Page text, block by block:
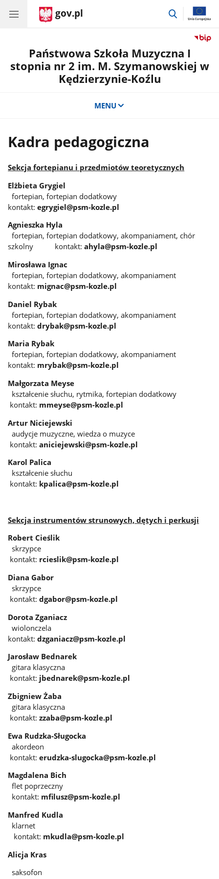
gov.pl
przejdź
Państwowa Szkoła Muzyczna I
stopnia nr 2 im. M. Szymanowskiej w
Kędzierzynie-Koźlu
MENU
Kadra pedagogiczna
Sekcja fortepianu i przedmiotów teoretycznych
Elżbieta Grygiel
fortepian, fortepian dodatkowy
kontakt:egrygiel@psm-kozle.pl
Agnieszka Hyla
fortepian, fortepian dodatkowy, akompaniament, chór
szkolny kontakt:ahyla@psm-kozle.pl
Mirosława Ignac
fortepian, fortepian dodatkowy, akompaniament
kontakt: mignac@psm-kozle.pl
Daniel Rybak
fortepian, fortepian dodatkowy, akompaniament
kontakt:drybak@psm-kozle.pl
Maria Rybak
fortepian, fortepian dodatkowy, akompaniament
kontakt: mrybak@psm-kozle.pl
Małgorzata Meyse
kształcenie słuchu, rytmika, fortepian dodatkowy
kontakt: mmeyse@psm-kozle.pl
Artur Niciejewski
audycje muzyczne, wiedza o muzyce
kontakt:aniciejewski@psm-kozle.pl
Karol Palica
kształcenie słuchu
kontakt: kpalica@psm-kozle.pl
Sekcja instrumentów strunowych, dętych i perkusji
Robert Cieślik
skrzypce
kontakt: rcieslik@psm-kozle.pl
Diana Gabor
skrzypce
kontakt:dgabor@psm-kozle.pl
Dorota Zganiacz
wiolonczela
kontakt:dzganiacz@psm-kozle.pl
Jarosław Bednarek
gitara klasyczna
kontakt: jbednarek@psm-kozle.pl
Zbigniew Żaba
gitara klasyczna
kontakt:zzaba@psm-kozle.pl
Ewa Rudzka-Sługocka
akordeon
kontakt:erudzka-slugocka@psm-kozle.pl
Magdalena Bich
flet poprzeczny
kontakt: mfilusz@psm-kozle.pl
Manfred Kudla
klarnet
kontakt: mkudla@psm-kozle.pl
Alicja Kras
saksofon